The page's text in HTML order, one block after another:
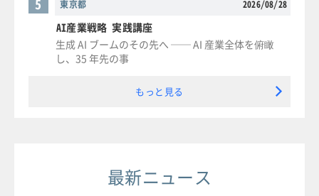
東京都 2026/08/28
AI産業戦略 実践講座
生成 AI ブームのその先へ ── AI 産業全体を俯瞰
し、35 年先の事
もっと見る
最新ニュース